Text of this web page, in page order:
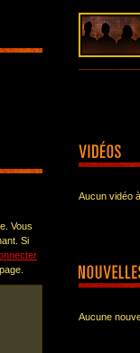
Vous
Si
Aucun vidéo
Aucune